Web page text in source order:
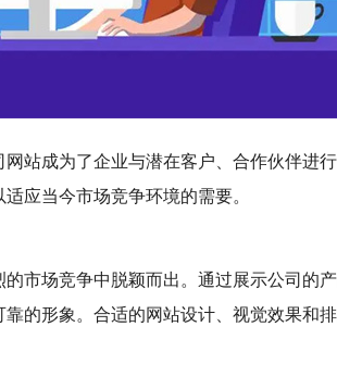
站成为了企业与潜在客户、合作伙伴进
应当今市场竞争环境的需要。
市场竞争中脱颖而出。通过展示公司的
的形象。合适的网站设计、视觉效果和